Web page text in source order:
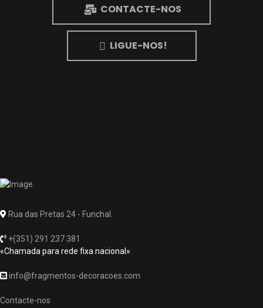
CONTACTE-NOS
LIGUE-NOS!
Rua das Pretas 24 - Funchal.
+(351) 291 237 381
«Chamada para rede fixa nacional»
info@fragmentos-decoracoes.com
Contacte-nos